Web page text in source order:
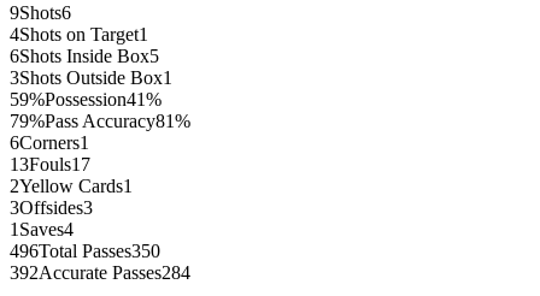
9Shots6
4Shots on Target1
6Shots Inside Box5
3Shots Outside Box1
59%Possession41%
79%Pass Accuracy81%
6Corners1
13Fouls17
2Yellow Cards1
3Offsides3
1 Saves4
496Total Passes350
392Accurate Passes284